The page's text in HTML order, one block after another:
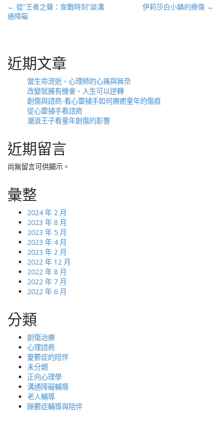
P
o
n
a
i
o
n
← 從”王者之聲：宣戰時刻”談溝
通障礙
伊莉莎白小鎮的療傷 →
近期文章
當生命流逝、心理師的心痛與無奈
改變就擁有機會、人生可以逆轉
創傷與諮商-看心靈捕手如何療癒童年的傷痕
從心靈捕手看諮商
潮浪王子看童年創傷的影響
近期留言
尚無留言可供顯示。
彙整
2024 年 2 月
2023 年 8 月
2023 年 5 月
2023 年 4 月
2023 年 2 月
2022 年 12 月
2022 年 8 月
2022 年 7 月
2022 年 6 月
分類
創傷治療
心理諮商
憂鬱症的陪伴
未分類
正向心理學
溝通障礙輔導
老人輔導
躁鬱症輔導與陪伴